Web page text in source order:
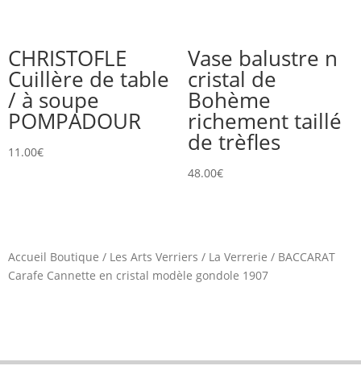
CHRISTOFLE
Cuillère de table
/ à soupe
POMPADOUR
11.00€
Vase balustre n
cristal de
Bohème
richement taillé
de trèfles
48.00€
Accueil Boutique / Les Arts Verriers / La Verrerie / BACCARAT
Carafe Cannette en cristal modèle gondole 1907